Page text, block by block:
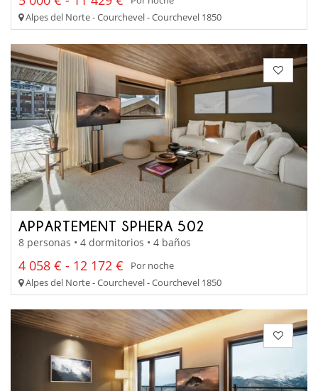
Alpes del Norte - Courchevel - Courchevel 1850
APPARTEMENT SPHERA 502
8 personas • 4 dormitorios • 4 baños
4 058 € - 12 172 €
Por noche
Alpes del Norte - Courchevel - Courchevel 1850